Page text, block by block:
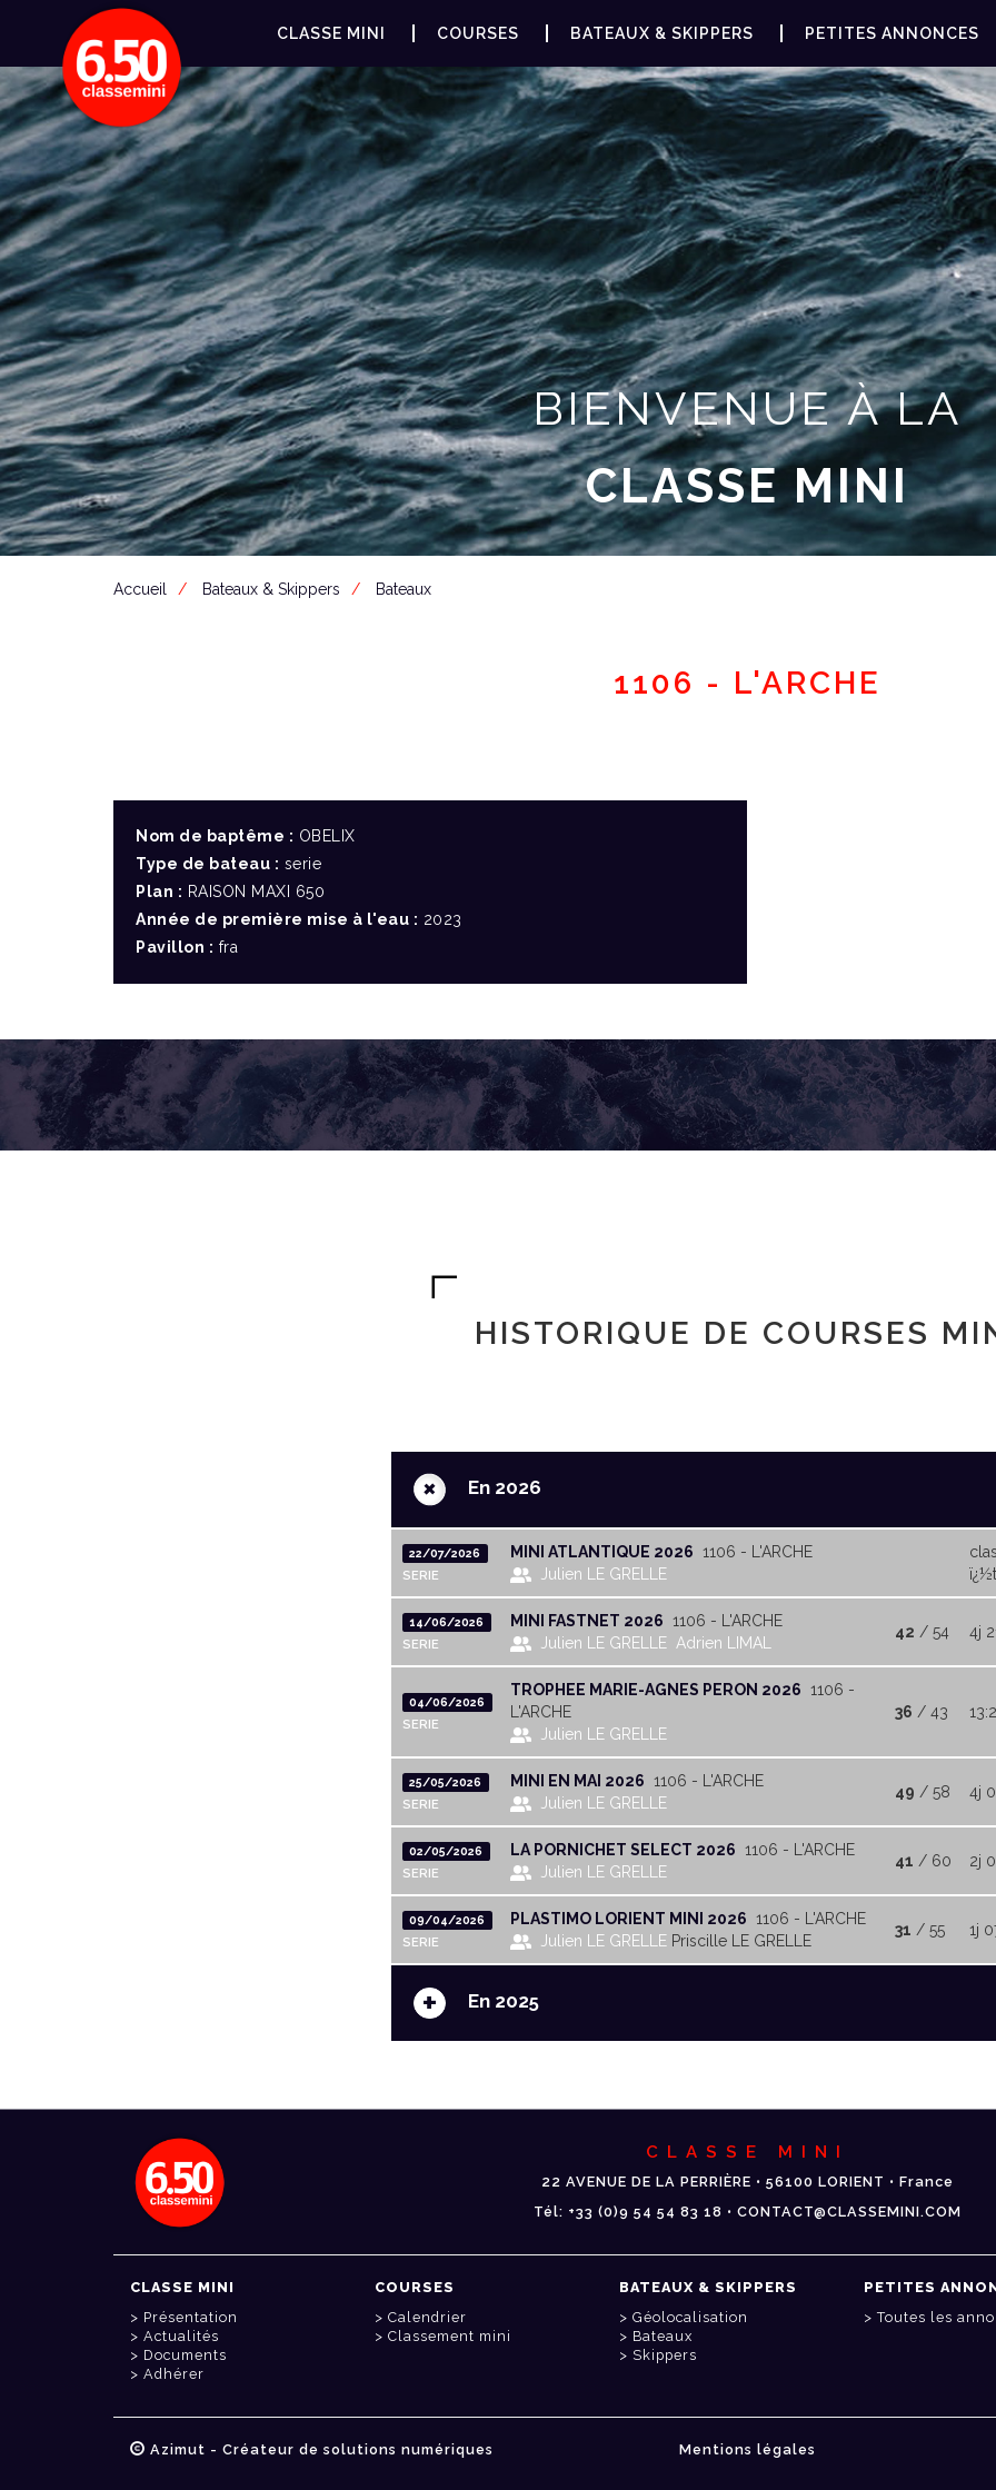
CLASSE MINI COURSES BATEAUX & SKIPPERS PETITES ANNONCES
BIENVENUE À LA
CLASSE MINI
Accueil Bateaux & Skippers Bateaux
1106 - L'ARCHE
Nom de baptême : OBELIX
Type de bateau : serie
Plan : RAISON MAXI 650
Année de première mise à l'eau : 2023
Pavillon : fra
HISTORIQUE DE COURSES
+ En 2026
22/07/2026
SERIE
MINI ATLANTIQUE 2026 1106 - L'ARCHE
Julien LE GRELLE
14/06/2026
SERIE
MINI FASTNET 2026 1106 - L'ARCHE
Julien LE GRELLE Adrien LIMAL
42 / 54 4j
04/06/2026
SERIE
TROPHEE MARIE-AGNES PERON 2026 1106 -
L'ARCHE
Julien LE GRELLE
36 / 43
25/05/2026
SERIE
MINI EN MAI 2026 1106 - L'ARCHE
Julien LE GRELLE
49 / 58 4j
02/05/2026
SERIE
LA PORNICHET SELECT 2026 1106 - L'ARCHE
Julien LE GRELLE
41 / 60 2j
09/04/2026
SERIE
PLASTIMO LORIENT MINI 2026 1106 - L'ARCHE
Julien LE GRELLE Priscille LE GRELLE
31 / 55 1j
+ En 2025
CLASSE MINI
22 AVENUE DE LA PERRIÈRE • 56100 LORIENT • France
Tél: +33 (0)9 54 54 83 18 • CONTACT@CLASSEMINI.COM
CLASSE MINI
Présentation
Actualités
Documents
Adhérer
COURSES
Calendrier
Classement mini
BATEAUX & SKIPPERS
Géolocalisation
Bateaux
Skippers
PETITES
Toutes les
Azimut - Créateur de solutions numériques Mentions légales